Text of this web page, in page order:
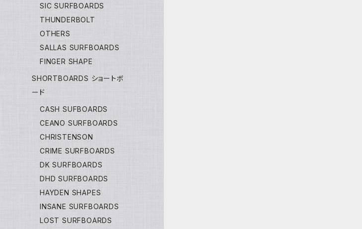
SIC SURFBOARDS
THUNDERBOLT
OTHERS
SALLAS SURFBOARDS
FINGER SHAPE
SHORTBOARDS ショートボ
ード
CASH SUFBOARDS
CEANO SURFBOARDS
CHRISTENSON
CRIME SURFBOARDS
DK SURFBOARDS
DHD SURFBOARDS
HAYDEN SHAPES
INSANE SURFBOARDS
LOST SURFBOARDS